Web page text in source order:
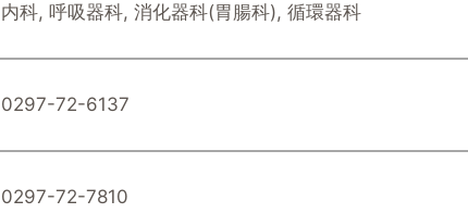
内科, 呼吸器科, 消化器科(胃腸科), 循環器科
0297-72-6137
0297-72-7810